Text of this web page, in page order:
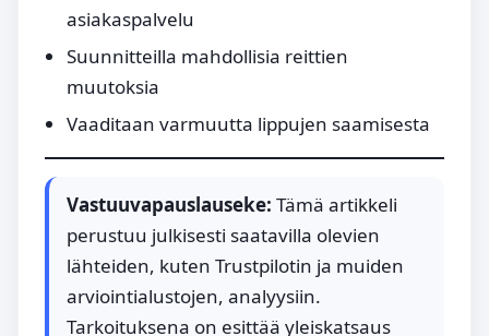
asiakaspalvelu
Suunnitteilla mahdollisia reittien
muutoksia
Vaaditaan varmuutta lippujen saamisesta
Vastuuvapauslauseke: Tämä artikkeli
perustuu julkisesti saatavilla olevien
lähteiden, kuten Trustpilotin ja muiden
arviointialustojen, analyysiin.
Tarkoituksena on esittää yleiskatsaus